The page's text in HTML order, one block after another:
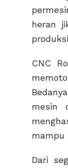
heran
CNC
mesin
mampu
Dari